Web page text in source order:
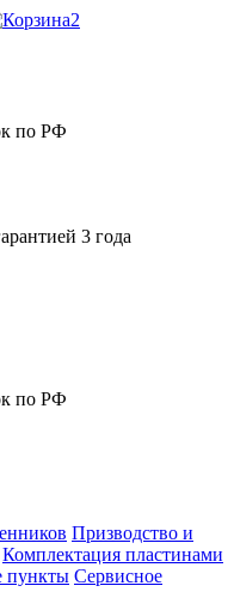
2
по РФ
3 года
по РФ
Призводство и
Комплектация пластинами
пункты Сервисное